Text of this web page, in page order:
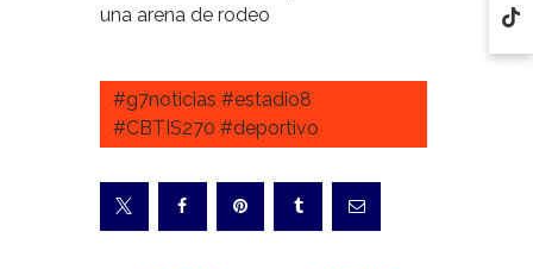
una arena de rodeo
#g7noticias #estadio8
#CBTIS270 #deportivo